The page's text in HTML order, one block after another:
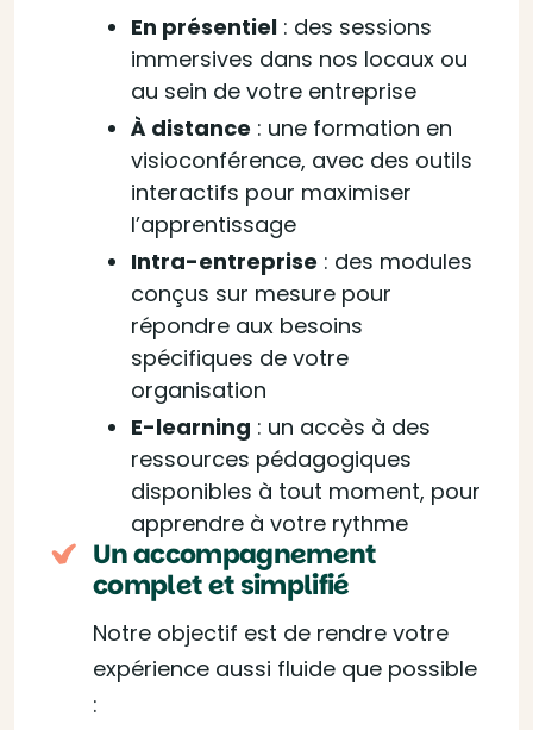
En présentiel : des sessions
immersives dans nos locaux ou
au sein de votre entreprise
À distance : une formation en
visioconférence, avec des outils
interactifs pour maximiser
l’apprentissage
Intra-entreprise : des modules
conçus sur mesure pour
répondre aux besoins
spécifiques de votre
organisation
E-learning : un accès à des
ressources pédagogiques
disponibles à tout moment, pour
apprendre à votre rythme
Un accompagnement
complet et simplifié
Notre objectif est de rendre votre
expérience aussi fluide que possible
: